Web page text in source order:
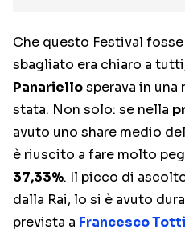
Che questo Festival
sbagliato era chiaro a
Panariellosperava in una
stata. Non solo: se nella
avuto uno share medio del
è riuscito a fare molto
37,33%. Il picco di
dalla Rai, lo si è avuto
prevista a Francesco Totti